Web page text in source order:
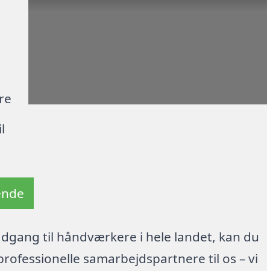
til håndværkere i hele landet, kan du
samarbejdspartnere til os – vi